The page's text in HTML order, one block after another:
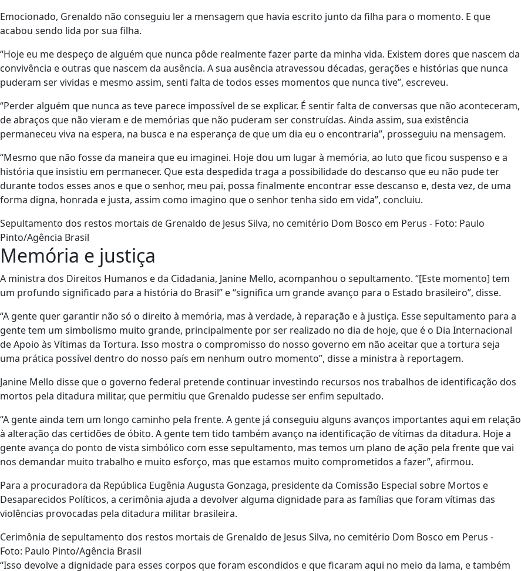
Emocionado, Grenaldo não conseguiu ler a mensagem que havia escrito junto da filha para o momento. E que
acabou sendo lida por sua filha.
“Hoje eu me despeço de alguém que nunca pôde realmente fazer parte da minha vida. Existem dores que nascem da
convivência e outras que nascem da ausência. A sua ausência atravessou décadas, gerações e histórias que nunca
puderam ser vividas e mesmo assim, senti falta de todos esses momentos que nunca tive”, escreveu.
“Perder alguém que nunca as teve parece impossível de se explicar. É sentir falta de conversas que não aconteceram,
de abraços que não vieram e de memórias que não puderam ser construídas. Ainda assim, sua existência
permaneceu viva na espera, na busca e na esperança de que um dia eu o encontraria”, prosseguiu na mensagem.
“Mesmo que não fosse da maneira que eu imaginei. Hoje dou um lugar à memória, ao luto que ficou suspenso e a
história que insistiu em permanecer. Que esta despedida traga a possibilidade do descanso que eu não pude ter
durante todos esses anos e que o senhor, meu pai, possa finalmente encontrar esse descanso e, desta vez, de uma
forma digna, honrada e justa, assim como imagino que o senhor tenha sido em vida”, concluiu.
Sepultamento dos restos mortais de Grenaldo de Jesus Silva, no cemitério Dom Bosco em Perus - Foto: Paulo
Pinto/Agência Brasil
Memória e justiça
A ministra dos Direitos Humanos e da Cidadania, Janine Mello, acompanhou o sepultamento. “[Este momento] tem
um profundo significado para a história do Brasil” e “significa um grande avanço para o Estado brasileiro”, disse.
“A gente quer garantir não só o direito à memória, mas à verdade, à reparação e à justiça. Esse sepultamento para a
gente tem um simbolismo muito grande, principalmente por ser realizado no dia de hoje, que é o Dia Internacional
de Apoio às Vítimas da Tortura. Isso mostra o compromisso do nosso governo em não aceitar que a tortura seja
uma prática possível dentro do nosso país em nenhum outro momento”, disse a ministra à reportagem.
Janine Mello disse que o governo federal pretende continuar investindo recursos nos trabalhos de identificação dos
mortos pela ditadura militar, que permitiu que Grenaldo pudesse ser enfim sepultado.
“A gente ainda tem um longo caminho pela frente. A gente já conseguiu alguns avanços importantes aqui em relação
à alteração das certidões de óbito. A gente tem tido também avanço na identificação de vítimas da ditadura. Hoje a
gente avança do ponto de vista simbólico com esse sepultamento, mas temos um plano de ação pela frente que vai
nos demandar muito trabalho e muito esforço, mas que estamos muito comprometidos a fazer”, afirmou.
Para a procuradora da República Eugênia Augusta Gonzaga, presidente da Comissão Especial sobre Mortos e
Desaparecidos Políticos, a cerimônia ajuda a devolver alguma dignidade para as famílias que foram vítimas das
violências provocadas pela ditadura militar brasileira.
Cerimônia de sepultamento dos restos mortais de Grenaldo de Jesus Silva, no cemitério Dom Bosco em Perus -
Foto: Paulo Pinto/Agência Brasil
“Isso devolve a dignidade para esses corpos que foram escondidos e que ficaram aqui no meio da lama, e também